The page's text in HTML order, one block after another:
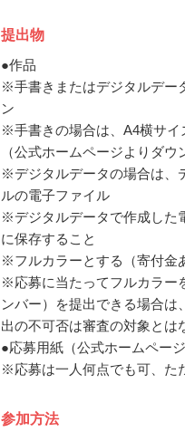
提出物
●作品
※手書きまたはデジタルデー
ン
※手書きの場合は、A4横サイ
（公式ホームページよりダウ
※デジタルデータの場合は、
ルの電子ファイル
※デジタルデータで作成した
に保存すること
※フルカラーとする（寄付金
※応募に当たってフルカラー
ンバー）を提出できる場合
出の不可否は審査の対象とは
●応募用紙（公式ホームペー
※応募は一人何点でも可、た
参加方法